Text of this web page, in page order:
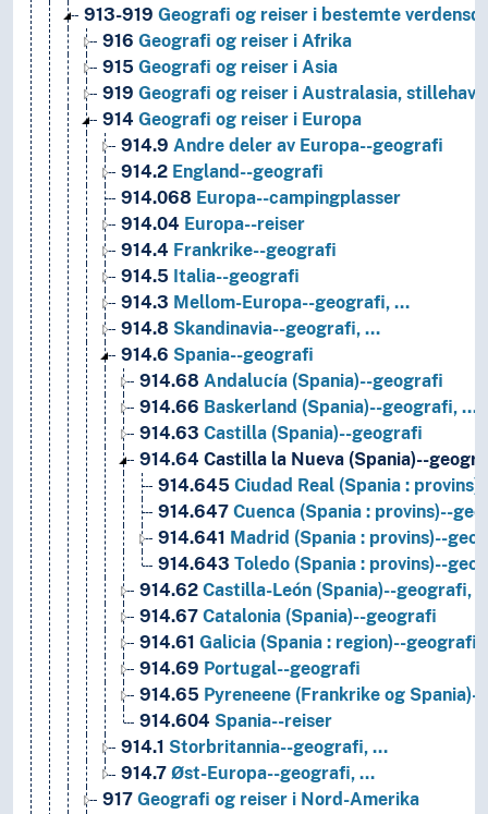
913-919 Geografi og reiser i bestemte
916 Geografi og reiser i Afrika
915 Geografi og reiser i Asia
919 Geografi og reiser i Australasia,
914 Geografi og reiser i Europa
914.9 Andre deler av Europa--geografi
914.2 England--geografi
914.068 Europa--campingplasser
914.04 Europa--reiser
914.4 Frankrike--geografi
914.5 Italia--geografi
914.3 Mellom-Europa--geografi, …
914.8 Skandinavia--geografi, …
914.6 Spania--geografi
914.68 Andalucía (Spania)--geografi
914.66 Baskerland (Spania)--geografi, …
914.63 Castilla (Spania)--geografi
914.64 Castilla la Nueva (Spania)--
914.645 Ciudad Real (Spania :
914.647 Cuenca (Spania : provins)--
914.641 Madrid (Spania : provins)--
914.643 Toledo (Spania : provins)--
914.62 Castilla-León (Spania)--geografi,
914.67 Catalonia (Spania)--geografi
914.61 Galicia (Spania : region)--geografi
914.69 Portugal--geografi
914.65 Pyreneene (Frankrike og
914.604 Spania--reiser
914.1 Storbritannia--geografi, …
914.7 Øst-Europa--geografi, …
917 Geografi og reiser i Nord-Amerika